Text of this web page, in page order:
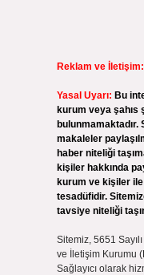
Reklam ve İletişim:
Yasal Uyarı: Bu
kurum veya şahıs
bulunmamaktadır.
makaleler
haber niteliği
kişiler hakkında
kurum ve kişiler
tesadüfidir.
tavsiye niteliği
Sitemiz, 5651
ve İletişim Kurumu
Sağlayıcı olarak